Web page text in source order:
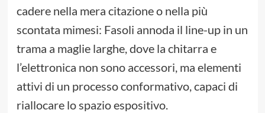
cadere nella mera citazione o nella più
scontata mimesi: Fasoli annoda il line-up in un
trama a maglie larghe, dove la chitarra e
l’elettronica non sono accessori, ma elementi
attivi di un processo conformativo, capaci di
riallocare lo spazio espositivo.